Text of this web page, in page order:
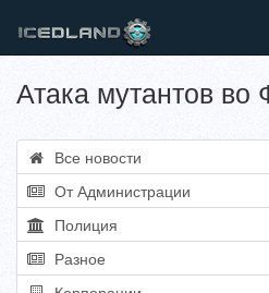
Атака мутантов во
Все новости
От Администрации
Полиция
Разное